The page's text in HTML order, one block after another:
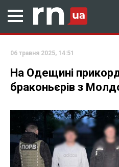
06 травня 2025, 14:51
На Одещині
браконьєрів з